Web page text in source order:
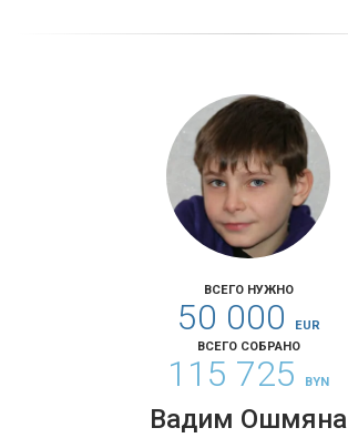
ВСЕГО НУЖНО
50 000
EUR
ВСЕГО СОБРАНО
115 725 BYN
Вадим Ошмяна